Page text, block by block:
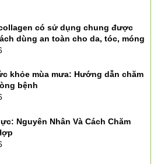
có sử dụng chung được
dùng an toàn cho da, tóc, móng
khỏe mùa mưa: Hướng dẫn chăm
bệnh
Nguyên Nhân Và Cách Chăm